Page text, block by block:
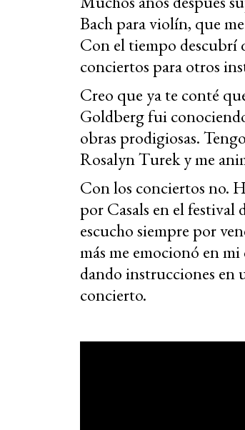
Bach para violín, que
Con el tiempo descubrí
conciertos para otros
Creo que ya te conté
Goldberg fui
obras prodigiosas.
Rosalyn Turek y me
Con los conciertos no.
por Casals en el
escucho siempre por
más me emocionó en
dando instrucciones en
concierto.